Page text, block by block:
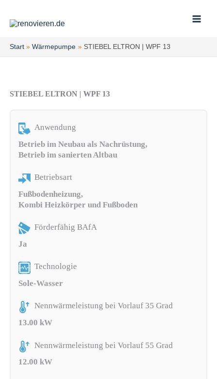
springen
Start Wärmepumpe STIEBEL ELTRON | WPF 13
STIEBEL ELTRON | WPF 13
Anwendung
Betrieb im Neubau als Nachrüstung,
Betrieb im sanierten Altbau
Betriebsart
Fußbodenheizung,
Kombi Heizkörper und Fußboden
Förderfähig BAfA
Ja
Technologie
Sole-Wasser
Nennwärmeleistung bei Vorlauf 35 Grad
13.00 kW
Nennwärmeleistung bei Vorlauf 55 Grad
12.00 kW